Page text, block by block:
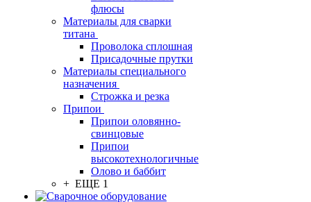
флюсы
Материалы для сварки
титана
Проволока сплошная
Присадочные прутки
Материалы специального
назначения
Строжка и резка
Припои
Припои оловянно-
свинцовые
Припои
высокотехнологичные
Олово и баббит
+ ЕЩЕ 1